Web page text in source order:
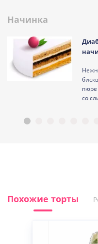
Начинка
пюре
со
Похожие торты